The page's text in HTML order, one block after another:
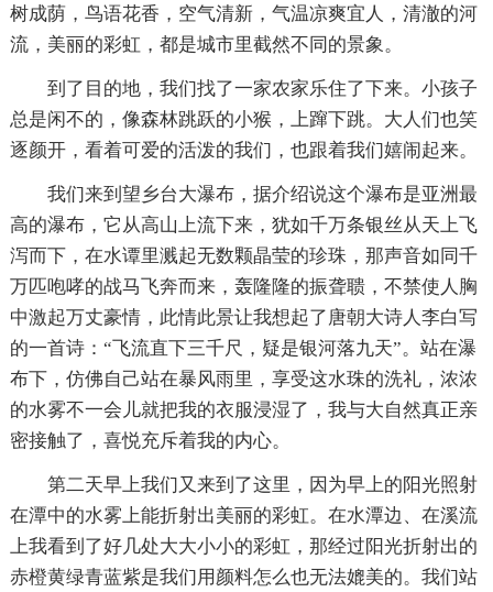
树成荫，鸟语花香，空气清新，气温凉爽宜人，清澈的河
流，美丽的彩虹，都是城市里截然不同的景象。
到了目的地，我们找了一家农家乐住了下来。小孩子
总是闲不的，像森林跳跃的小猴，上蹿下跳。大人们也笑
逐颜开，看着可爱的活泼的我们，也跟着我们嬉闹起来。
我们来到望乡台大瀑布，据介绍说这个瀑布是亚洲最
高的瀑布，它从高山上流下来，犹如千万条银丝从天上飞
泻而下，在水谭里溅起无数颗晶莹的珍珠，那声音如同千
万匹咆哮的战马飞奔而来，轰隆隆的振聋聩，不禁使人胸
中激起万丈豪情，此情此景让我想起了唐朝大诗人李白写
的一首诗：“飞流直下三千尺，疑是银河落九天”。站在瀑
布下，仿佛自己站在暴风雨里，享受这水珠的洗礼，浓浓
的水雾不一会儿就把我的衣服浸湿了，我与大自然真正亲
密接触了，喜悦充斥着我的内心。
第二天早上我们又来到了这里，因为早上的阳光照射
在潭中的水雾上能折射出美丽的彩虹。在水潭边、在溪流
上我看到了好几处大大小小的彩虹，那经过阳光折射出的
赤橙黄绿青蓝紫是我们用颜料怎么也无法媲美的。我们站